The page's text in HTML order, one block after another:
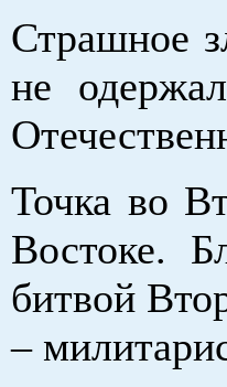
Страшное
не
Точка во
Востоке.
битвой
–